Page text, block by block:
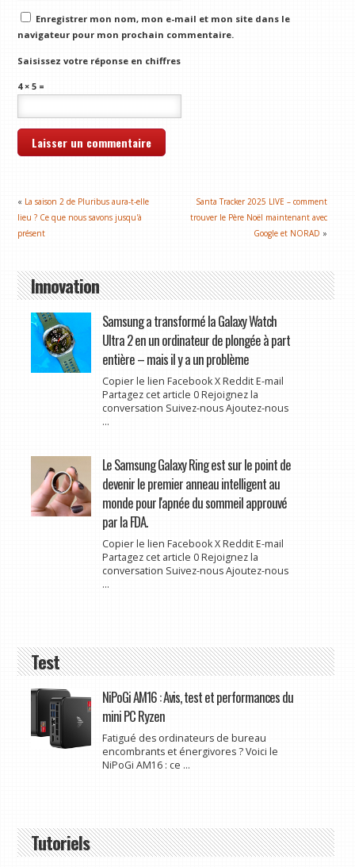
Enregistrer mon nom, mon e-mail et mon site dans le
navigateur pour mon prochain commentaire.
Saisissez votre réponse en chiffres
4 × 5 =
« La saison 2 de Pluribus aura-t-elle
lieu ? Ce que nous savons jusqu'à
présent
Santa Tracker 2025 LIVE – comment
trouver le Père Noël maintenant avec
Google et NORAD »
Innovation
Samsung a transformé la Galaxy Watch
Ultra 2 en un ordinateur de plongée à part
entière – mais il y a un problème
Copier le lien Facebook X Reddit E-mail
Partagez cet article 0 Rejoignez la
conversation Suivez-nous Ajoutez-nous
...
Le Samsung Galaxy Ring est sur le point de
devenir le premier anneau intelligent au
monde pour l'apnée du sommeil approuvé
par la FDA.
Copier le lien Facebook X Reddit E-mail
Partagez cet article 0 Rejoignez la
conversation Suivez-nous Ajoutez-nous
...
Test
NiPoGi AM16 : Avis, test et performances du
mini PC Ryzen
Fatigué des ordinateurs de bureau
encombrants et énergivores ? Voici le
NiPoGi AM16 : ce ...
Tutoriels